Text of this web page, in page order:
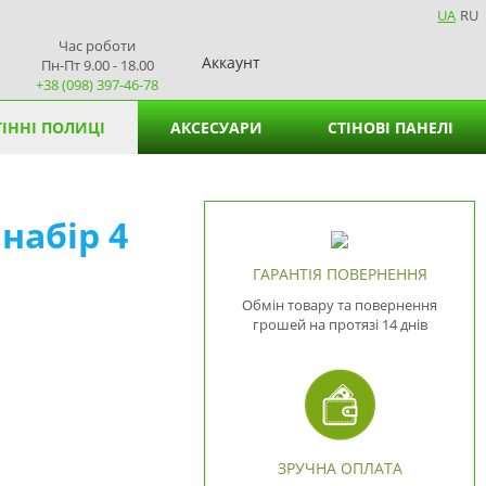
UA RU
Час роботи
Пн-Пт 9.00 - 18.00
+38 (098) 397-46-78
Аккаунт
ПОЛИЦІ АКСЕСУАРИ
Підставки для серветок
СТІНОВІ ПАНЕЛІ
4
ГАРАНТІЯ ПОВЕРНЕННЯ
Обмін товару та повернення
грошей на протязі 14 днів
ЗРУЧНА ОПЛАТА